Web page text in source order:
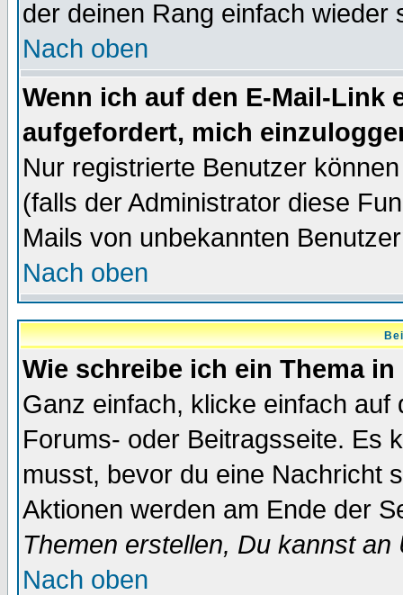
der deinen Rang einfach wieder
Nach oben
Wenn ich auf den E-Mail-Link
aufgefordert, mich
Nur registrierte Benutzer
(falls der Administrator diese
Mails von unbekannten
Nach oben
Wie schreibe ich ein Thema
Ganz einfach, klicke einfach
Forums- oder Beitragsseite. Es
musst, bevor du eine Nachricht
Aktionen werden am Ende der
Themen erstellen, Du kannst
Nach oben